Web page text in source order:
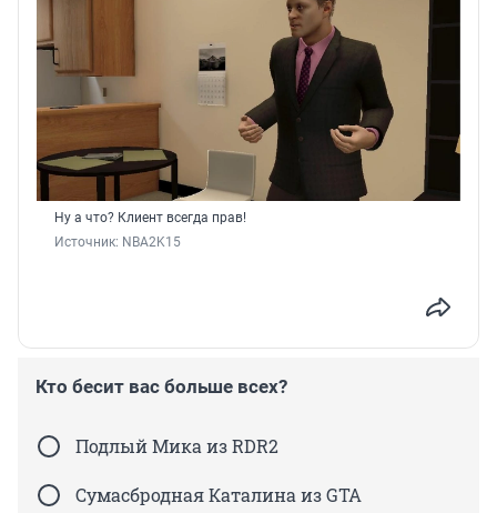
Ну а что? Клиент всегда прав!
Источник: NBA2K15
Кто бесит вас больше всех?
Подлый Мика из RDR2
Сумасбродная Каталина из GTA